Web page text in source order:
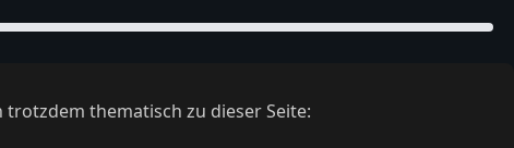
thematisch zu dieser Seite: